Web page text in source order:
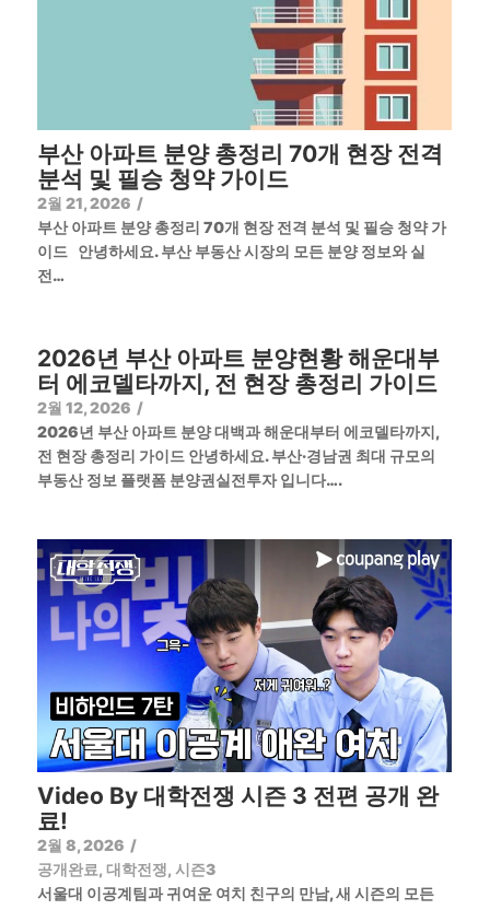
부산 아파트 분양 총정리 70개 현장 전격
분석 및 필승 청약 가이드
2월 21, 2026 /
부산 아파트 분양 총정리 70개 현장 전격 분석 및 필승 청약 가
이드 안녕하세요. 부산 부동산 시장의 모든 분양 정보와 실
전…
2026년 부산 아파트 분양현황 해운대부
터 에코델타까지, 전 현장 총정리 가이드
2월 12, 2026 /
2026년 부산 아파트 분양 대백과 해운대부터 에코델타까지,
전 현장 총정리 가이드 안녕하세요. 부산·경남권 최대 규모의
부동산 정보 플랫폼 분양권실전투자 입니다….
Video By 대학전쟁 시즌 3 전편 공개 완
료!
2월 8, 2026 /
공개완료, 대학전쟁, 시즌3
서울대 이공계팀과 귀여운 여치 친구의 만남, 새 시즌의 모든